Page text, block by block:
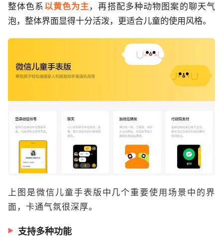
整体色系 以黄色为主 ，再搭配多种动物图案的聊天气
泡，整体界面显得十分活泼，更适合儿童的使用风格。
上图是微信儿童手表版中几个重要使用场景中的界
面，卡通气氛很深厚。
支持多种功能